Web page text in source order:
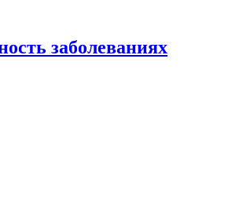
заболеваниях